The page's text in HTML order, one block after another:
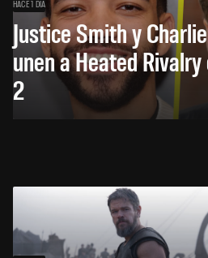
HACE 1 DÍA
Justice Smith y
unen a Heated
2